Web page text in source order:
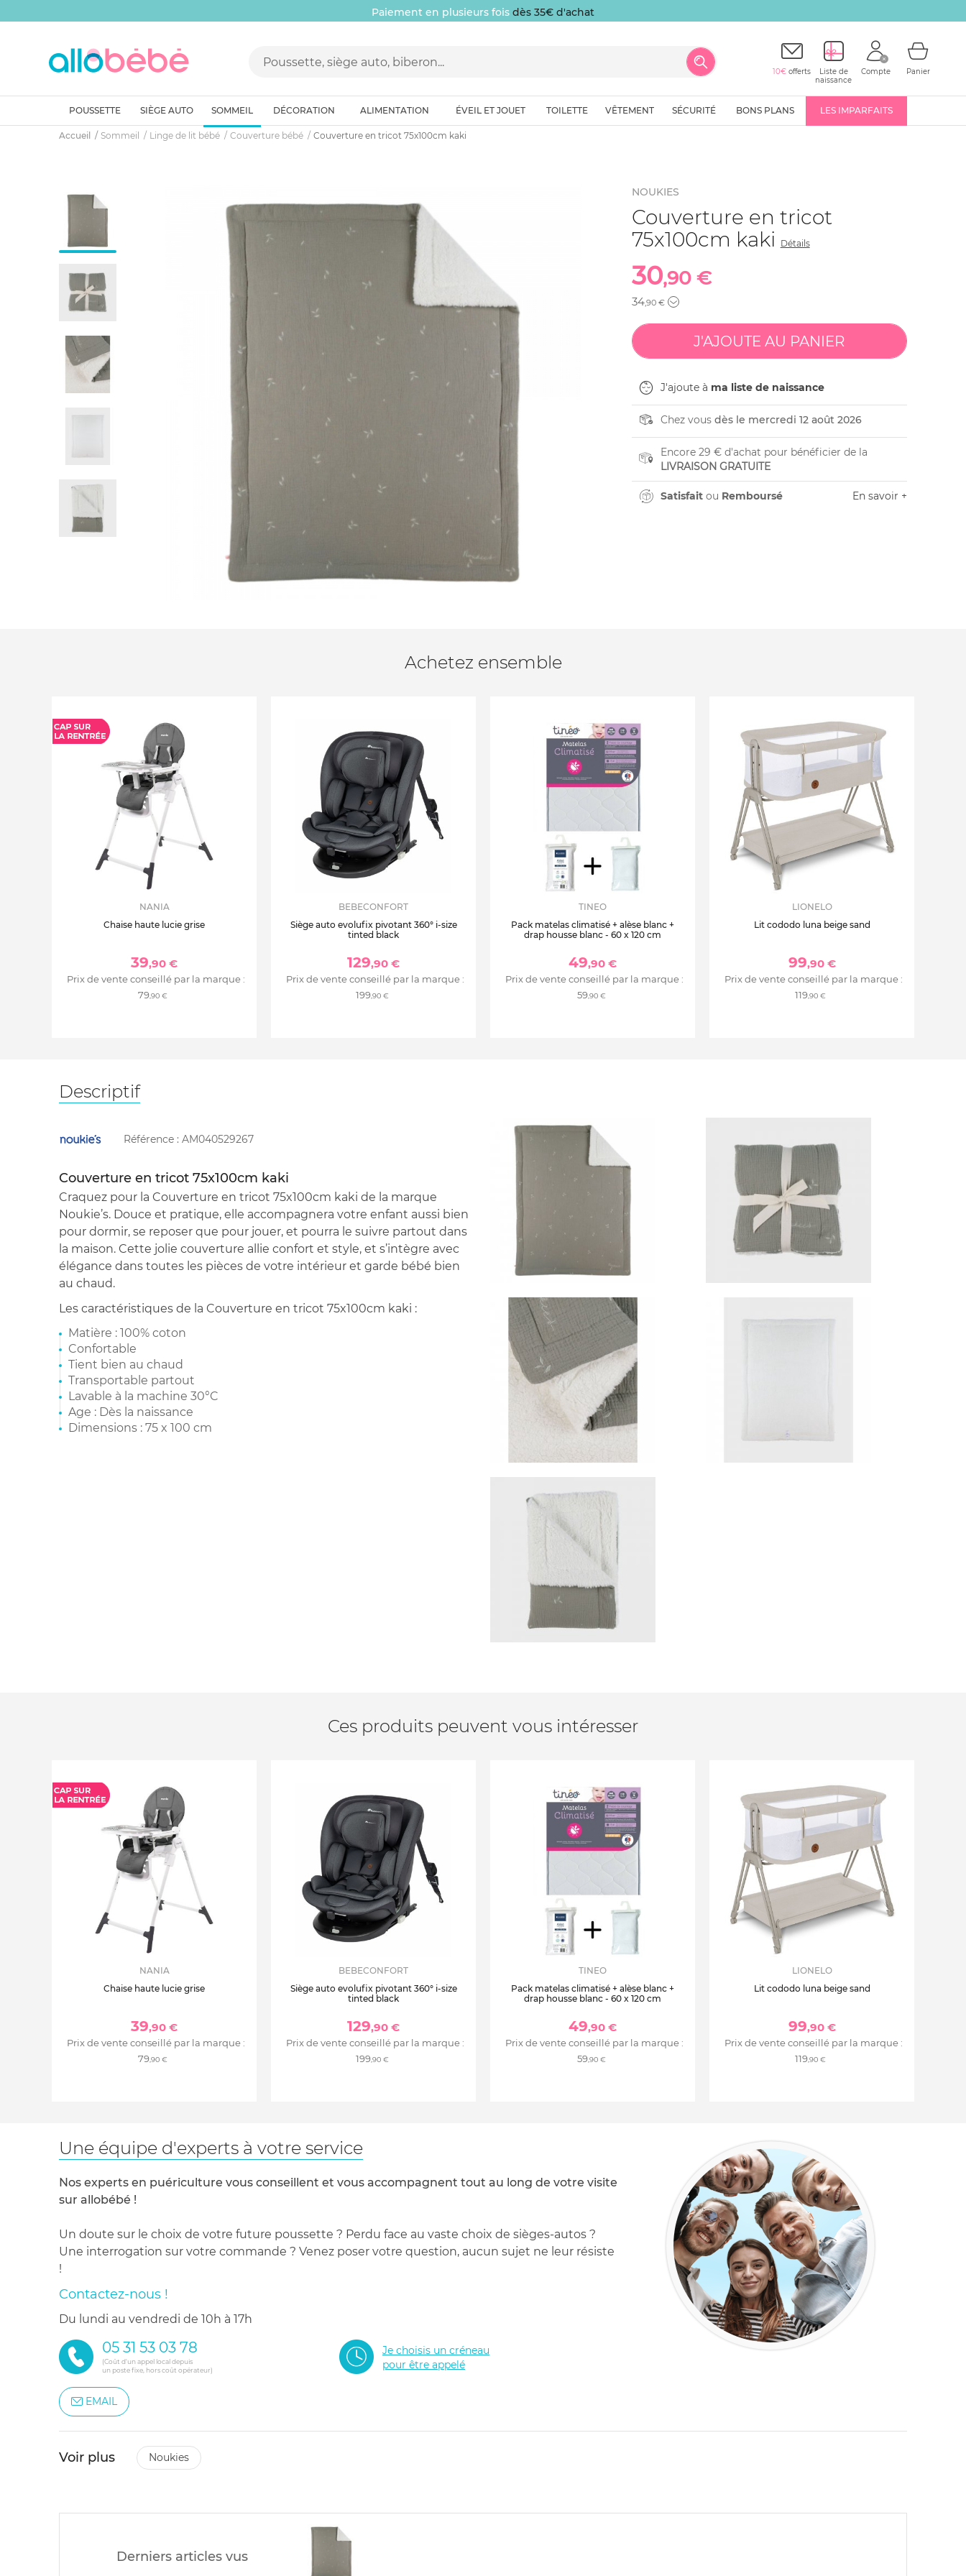
Paiement en plusieurs fois dès 35€ d'achat
10€ offerts
Liste de
naissance
Compte Panier
POUSSETTE SIÈGE AUTO SOMMEIL DÉCORATION ALIMENTATION ÉVEIL ET JOUET TOILETTE VÊTEMENT SÉCURITÉ BONS PLANS LES IMPARFAITS
Accueil Sommeil Linge de lit bébé Couverture bébé Couverture en tricot 75x100cm kaki
NOUKIES
Couverture en tricot
75x100cm kaki
Détails
30,90 €
34,90 €
J'ajoute à ma liste de naissance
Chez vous dès le mercredi 12 août 2026
Encore 29 € d'achat pour bénéficier de la
LIVRAISON GRATUITE
Satisfaitou Remboursé En savoir +
Achetez ensemble
NANIA
Chaise haute lucie grise
39,90 €
Prix de vente conseillé par la marque :
79,90 €
BEBECONFORT
Siège auto evolufix pivotant 360° i-size
tinted black
129,90 €
Prix de vente conseillé par la marque :
199,90 €
TINEO
Pack matelas climatisé + alèse blanc +
drap housse blanc - 60 x 120 cm
49,90 €
Prix de vente conseillé par la marque :
59,90 €
LIONELO
Lit cododo luna beige sand
99,90 €
Prix de vente conseillé par la marque :
119,90 €
Descriptif
Référence : AM040529267
Couverture en tricot 75x100cm kaki
Craquez pour la Couverture en tricot 75x100cm kaki de la marque
Noukie’s. Douce et pratique, elle accompagnera votre enfant aussi bien
pour dormir, se reposer que pour jouer, et pourra le suivre partout dans
la maison. Cette jolie couverture allie confort et style, et s’intègre avec
élégance dans toutes les pièces de votre intérieur et garde bébé bien
au chaud.
Les caractéristiques de la Couverture en tricot 75x100cm kaki :
Matière : 100% coton
Confortable
Tient bien au chaud
Transportable partout
Lavable à la machine 30°C
Age : Dès la naissance
Dimensions : 75 x 100 cm
Ces produits peuvent vous intéresser
NANIA
Chaise haute lucie grise
39,90 €
Prix de vente conseillé par la marque :
79,90 €
BEBECONFORT
Siège auto evolufix pivotant 360° i-size
tinted black
129,90 €
Prix de vente conseillé par la marque :
199,90 €
TINEO
Pack matelas climatisé + alèse blanc +
drap housse blanc - 60 x 120 cm
49,90 €
Prix de vente conseillé par la marque :
59,90 €
LIONELO
Lit cododo luna beige sand
99,90 €
Prix de vente conseillé par la marque :
119,90 €
Une équipe d'experts à votre service
Nos experts en puériculture vous conseillent et vous accompagnent tout au long de votre visite
sur allobébé !
Un doute sur le choix de votre future poussette ? Perdu face au vaste choix de sièges-autos ?
Une interrogation sur votre commande ? Venez poser votre question, aucun sujet ne leur résiste
!
Contactez-nous !
du lundi au vendredi de 10h à 17h
05 31 53 03 78
(Coût d'un appel local depuis
un poste fixe, hors coût opérateur)
Je choisis un créneau
pour être appelé
EMAIL
Voir plus noukies
Derniers articles vus